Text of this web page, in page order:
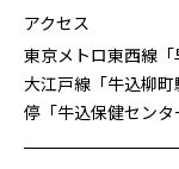
アクセス
東京メトロ東西線
大江戸線「牛込柳
停「牛込保健センタ